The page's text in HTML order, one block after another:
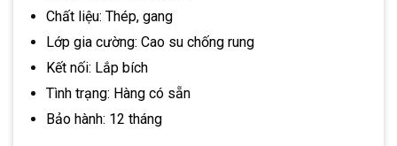
Chất liệu: Thép, gang
Lớp gia cường: Cao su chống rung
Kết nối: Lắp bích
Tình trạng: Hàng có sẵn
Bảo hành: 12 tháng